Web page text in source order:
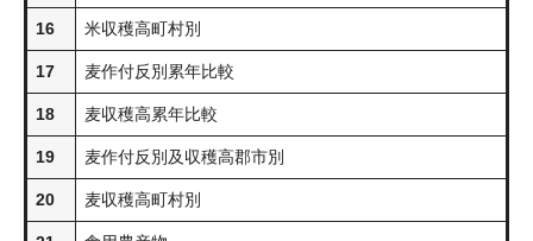
16 米収穫高町村別
17 麦作付反別累年比較
18 麦収穫高累年比較
19 麦作付反別及収穫高郡市別
20 麦収穫高町村別